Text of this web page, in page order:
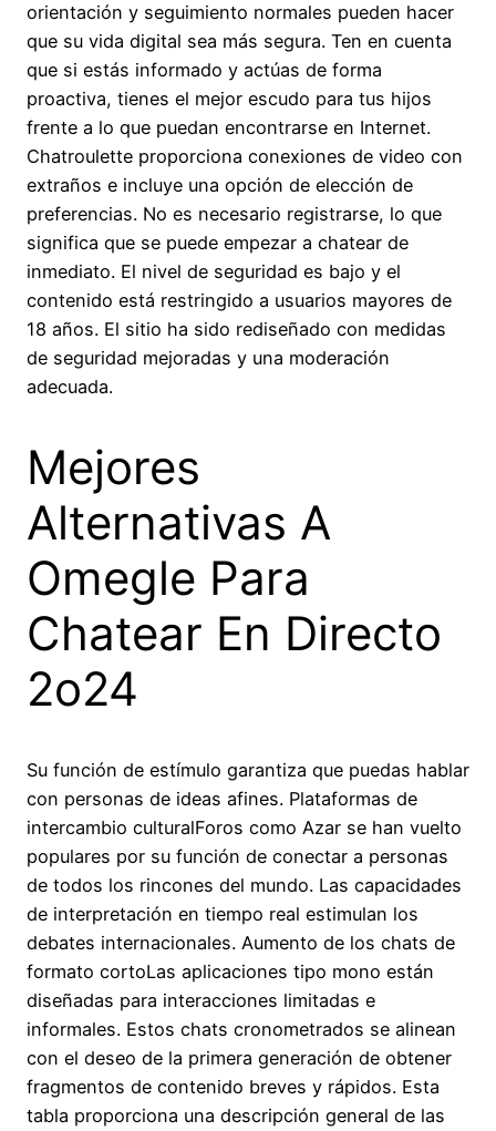
orientación y seguimiento normales pueden hacer
que su vida digital sea más segura. Ten en cuenta
que si estás informado y actúas de forma
proactiva, tienes el mejor escudo para tus hijos
frente a lo que puedan encontrarse en Internet.
Chatroulette proporciona conexiones de video con
extraños e incluye una opción de elección de
preferencias. No es necesario registrarse, lo que
significa que se puede empezar a chatear de
inmediato. El nivel de seguridad es bajo y el
contenido está restringido a usuarios mayores de
18 años. El sitio ha sido rediseñado con medidas
de seguridad mejoradas y una moderación
adecuada.
Mejores
Alternativas A
Omegle Para
Chatear En Directo
2o24
Su función de estímulo garantiza que puedas hablar
con personas de ideas afines. Plataformas de
intercambio culturalForos como Azar se han vuelto
populares por su función de conectar a personas
de todos los rincones del mundo. Las capacidades
de interpretación en tiempo real estimulan los
debates internacionales. Aumento de los chats de
formato cortoLas aplicaciones tipo mono están
diseñadas para interacciones limitadas e
informales. Estos chats cronometrados se alinean
con el deseo de la primera generación de obtener
fragmentos de contenido breves y rápidos. Esta
tabla proporciona una descripción general de las